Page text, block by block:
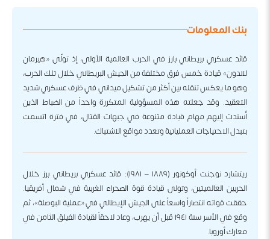
بنك المعلومات
قائد عسكري بريطاني بارز في الحرب العالمية الأولى، إذ تولّى «هيرمان
لاندون» قيادة خمس فرق مختلفة من الجيش البريطاني خلال تلك الحرب،
وهو ما يعكس تنقله بين أكثر من تشكيل ميداني في ظرف عسكري شديد
التعقيد. وقد جعلته هذه المسؤولية المتكررة واحداً من الضباط الذين
أُسندت إليهم مهام قيادة متنوعة في جبهات القتال، في فترة اتسمت
بتبدل الاحتياجات العملياتية وتعدد مواقع الاشتباك.
ريتشارد نوجنت أوكونور (١٨٨٩ – ١٩٨١): قائد عسكري بريطاني برز خلال
الحربين العالميتين، وتولى قيادة قوة الصحراء الغربية في شمال أفريقيا.
حققت قواته انتصاراً واسعاً على الجيش الإيطالي في «عملية البوصلة»، ثم
وقع في الأسر سنة ١٩٤١ قبل أن يهرب، وعاد لاحقاً لقيادة الفيلق الثامن في
معارك أوروبا.